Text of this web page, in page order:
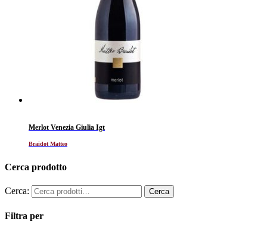
Merlot Venezia Giulia Igt
Braidot Matteo
Cerca prodotto
Cerca:
Filtra per